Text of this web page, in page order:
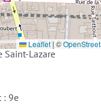
Leaflet |©
Saint-Lazare
: 9e